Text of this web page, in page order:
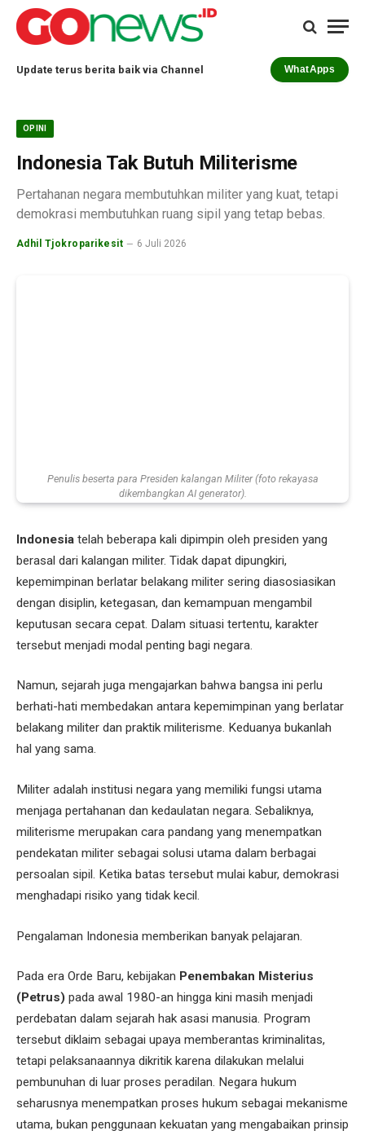
Update terus berita baik via Channel WhatApps
OPINI
Indonesia Tak Butuh Militerisme
Pertahanan negara membutuhkan militer yang kuat, tetapi
demokrasi membutuhkan ruang sipil yang tetap bebas.
Adhil Tjokroparikesit 6 Juli 2026
Penulis beserta para Presiden kalangan Militer (foto rekayasa
dikembangkan AI generator).
Indonesia telah beberapa kali dipimpin oleh presiden yang
berasal dari kalangan militer. Tidak dapat dipungkiri,
kepemimpinan berlatar belakang militer sering diasosiasikan
dengan disiplin, ketegasan, dan kemampuan mengambil
keputusan secara cepat. Dalam situasi tertentu, karakter
tersebut menjadi modal penting bagi negara.
Namun, sejarah juga mengajarkan bahwa bangsa ini perlu
berhati-hati membedakan antara kepemimpinan yang berlatar
belakang militer dan praktik militerisme. Keduanya bukanlah
hal yang sama.
Militer adalah institusi negara yang memiliki fungsi utama
menjaga pertahanan dan kedaulatan negara. Sebaliknya,
militerisme merupakan cara pandang yang menempatkan
pendekatan militer sebagai solusi utama dalam berbagai
persoalan sipil. Ketika batas tersebut mulai kabur, demokrasi
menghadapi risiko yang tidak kecil.
Pengalaman Indonesia memberikan banyak pelajaran.
Pada era Orde Baru, kebijakan Penembakan Misterius
(Petrus) pada awal 1980-an hingga kini masih menjadi
perdebatan dalam sejarah hak asasi manusia. Program
tersebut diklaim sebagai upaya memberantas kriminalitas,
tetapi pelaksanaannya dikritik karena dilakukan melalui
pembunuhan di luar proses peradilan. Negara hukum
seharusnya menempatkan proses hukum sebagai mekanisme
utama, bukan penggunaan kekuatan yang mengabaikan prinsip